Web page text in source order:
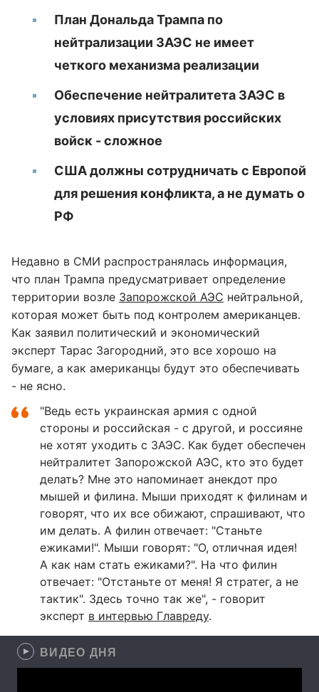
План Дональда Трампа по
нейтрализации ЗАЭС не имеет
четкого механизма реализации
Обеспечение нейтралитета ЗАЭС в
условиях присутствия российских
войск - сложное
США должны сотрудничать с Европой
для решения конфликта, а не думать о
РФ
Недавно в СМИ распространялась информация,
что план Трампа предусматривает определение
территории возле Запорожской АЭС нейтральной,
которая может быть под контролем американцев.
Как заявил политический и экономический
эксперт Тарас Загородний, это все хорошо на
бумаге, а как американцы будут это обеспечивать
- не ясно.
"Ведь есть украинская армия с одной
стороны и российская - с другой, и россияне
не хотят уходить с ЗАЭС. Как будет обеспечен
нейтралитет Запорожской АЭС, кто это будет
делать? Мне это напоминает анекдот про
мышей и филина. Мыши приходят к филинам и
говорят, что их все обижают, спрашивают, что
им делать. А филин отвечает: "Станьте
ежиками!". Мыши говорят: "О, отличная идея!
А как нам стать ежиками?". На что филин
отвечает: "Отстаньте от меня! Я стратег, а не
тактик". Здесь точно так же", - говорит
эксперт в интервью Главреду.
ВИДЕО ДНЯ